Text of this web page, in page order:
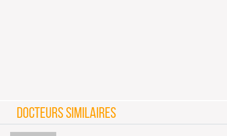
DOCTEURS SIMILAIRES